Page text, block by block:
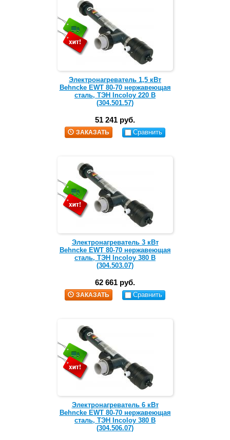
Электронагреватель 1,5 кВт
Behncke EWT 80-70 нержавеющая
сталь, ТЭН Incoloy 220 В
(304.501.57)
51 241 руб.
ЗАКАЗАТЬ Сравнить
Электронагреватель 3 кВт
Behncke EWT 80-70 нержавеющая
сталь, ТЭН Incoloy 380 В
(304.503.07)
62 661 руб.
ЗАКАЗАТЬ Сравнить
Электронагреватель 6 кВт
Behncke EWT 80-70 нержавеющая
сталь, ТЭН Incoloy 380 В
(304.506.07)